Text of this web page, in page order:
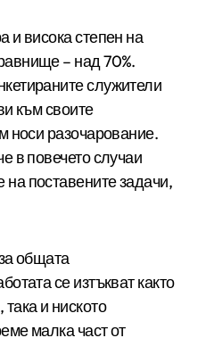
и висока степен на
– над 70%.
служители
към своите
носи разочарование.
в повечето случаи
поставените задачи,
общата
се изтъкват както
и ниското
малка част от